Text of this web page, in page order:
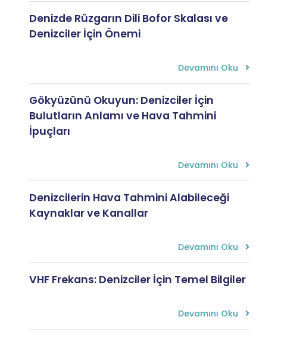
Denizde Rüzgarın Dili Bofor Skalası ve
Denizciler İçin Önemi
Devamını Oku
Gökyüzünü Okuyun: Denizciler İçin
Bulutların Anlamı ve Hava Tahmini
İpuçları
Devamını Oku
Denizcilerin Hava Tahmini Alabileceği
Kaynaklar ve Kanallar
Devamını Oku
VHF Frekans: Denizciler İçin Temel Bilgiler
Devamını Oku